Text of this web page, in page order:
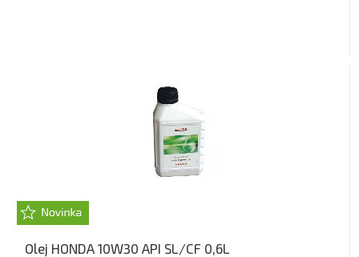
Olej HONDA 10W30 API SL/CF 0,6L